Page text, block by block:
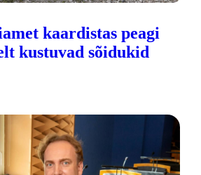
kaardistas peagi
kustuvad sõidukid